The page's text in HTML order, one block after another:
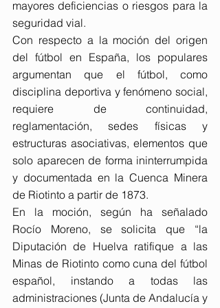
mayores deficiencias o riesgos para la
seguridad vial.
Con respecto a la moción del origen
del fútbol en España, los populares
argumentan que el fútbol, como
disciplina deportiva y fenómeno social,
requiere de continuidad,
reglamentación, sedes físicas y
estructuras asociativas, elementos que
solo aparecen de forma ininterrumpida
y documentada en la Cuenca Minera
de Riotinto a partir de 1873.
En la moción, según ha señalado
Rocío Moreno, se solicita que “la
Diputación de Huelva ratifique a las
Minas de Riotinto como cuna del fútbol
español, instando a todas las
administraciones (Junta de Andalucía y